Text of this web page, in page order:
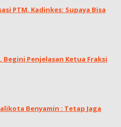
PTM, Kadinkes: Supaya Bisa
Penjelasan Ketua Fraksi
Benyamin : Tetap Jaga